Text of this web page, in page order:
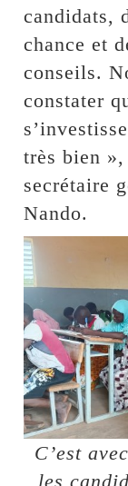
candidats,
chance et
conseils.
constater
très bien
secrétaire
Nando.
C’est
les